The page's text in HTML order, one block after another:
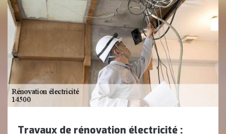
Travaux de rénovation électricité :